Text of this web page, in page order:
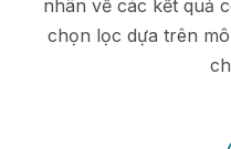
nhân về các kết quả
chọn lọc dựa trên